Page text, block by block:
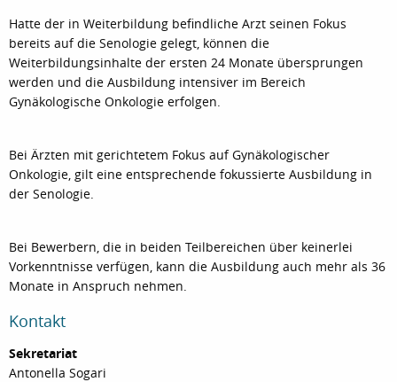
Hatte der in Weiterbildung befindliche Arzt seinen Fokus
bereits auf die Senologie gelegt, können die
Weiterbildungsinhalte der ersten 24 Monate übersprungen
werden und die Ausbildung intensiver im Bereich
Gynäkologische Onkologie erfolgen.
Bei Ärzten mit gerichtetem Fokus auf Gynäkologischer
Onkologie, gilt eine entsprechende fokussierte Ausbildung in
der Senologie.
Bei Bewerbern, die in beiden Teilbereichen über keinerlei
Vorkenntnisse verfügen, kann die Ausbildung auch mehr als 36
Monate in Anspruch nehmen.
Kontakt
Sekretariat
Antonella Sogari